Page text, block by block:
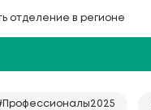
отделение в регионе